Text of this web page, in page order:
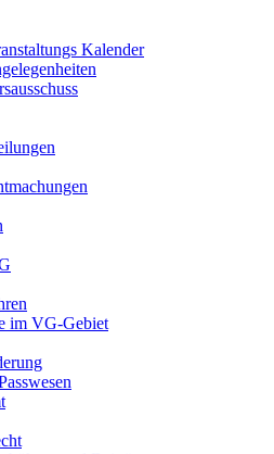
Kalender
im VG-Gebiet